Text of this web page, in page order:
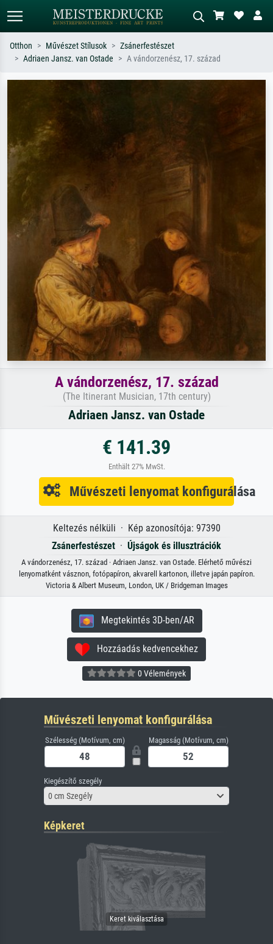
Keressen művész, műcím vagy stílus
szerint – pl. Monet, Csillagos éj,
piros absztrakt, sötét olajkép, álló akt
Otthon Művészet Stílusok
Zsánerfestészet
Adriaen Jansz. van Ostade
A vándorzenész, 17. század
A vándorzenész, 17. század
(The Itinerant Musician, 17th century)
Adriaen Jansz. van Ostade
€ 141.39
Enthält 27% MwSt.
Művészeti lenyomat konfigurálása
Keltezés nélküli · Kép azonosítója: 97390
Zsánerfestészet · Újságok és illusztrációk
A vándorzenész, 17. század · Adriaen Jansz. van Ostade. Elérhető művészi
lenyomatként vásznon, fotópapíron, akvarell kartonon, illetve japán papíron.
Victoria & Albert Museum, London, UK / Bridgeman Images
Megtekintés 3D-ben/AR
Hozzáadás kedvencekhez
0 Vélemények
Művészeti lenyomat konfigurálása
Szélesség (Motívum, cm) Magasság (Motívum, cm)
Kiegészítő szegély
0 cm Szegély
Képkeret